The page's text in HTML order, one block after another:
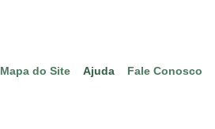
Mapa do Site Ajuda Fale Conosco